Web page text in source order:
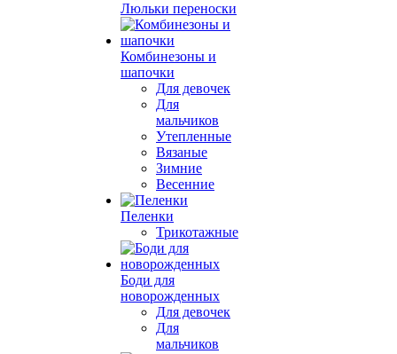
Люльки переноски
Комбинезоны и
шапочки
Для девочек
Для
мальчиков
Утепленные
Вязаные
Зимние
Весенние
Пеленки
Трикотажные
Боди для
новорожденных
Для девочек
Для
мальчиков